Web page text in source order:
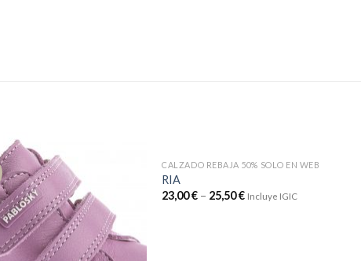
CALZADO REBAJA 50% SOLO EN WEB
RIA
23,00€ – 25,50€ Incluye IGIC